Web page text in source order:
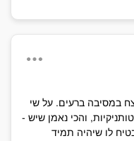
במסיבה ברעים. על שי
והכי נאמן שיש -
לו שיהיה תמיד